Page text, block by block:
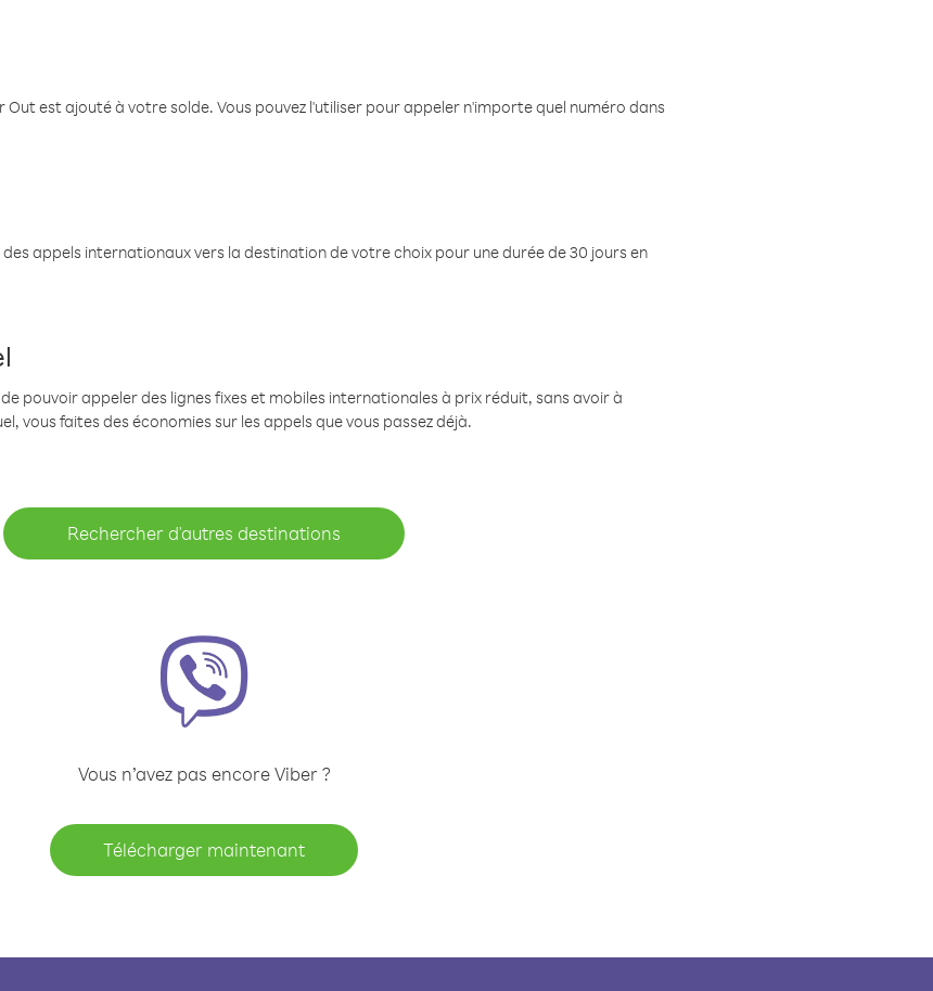
est ajouté à votre solde. Vous pouvez l'utiliser pour appeler n'importe quel numéro dans
appels internationaux vers la destination de votre choix pour une durée de 30 jours en
pouvoir appeler des lignes fixes et mobiles internationales à prix réduit, sans avoir à
vous faites des économies sur les appels que vous passez déjà.
Rechercher d'autres destinations
Vous n’avez pas encore Viber ?
Télécharger maintenant